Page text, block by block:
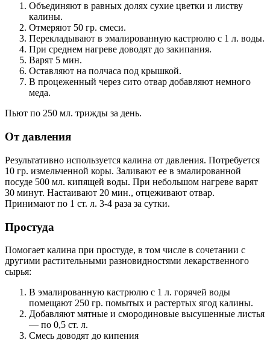
Объединяют в равных долях сухие цветки и листву
калины.
Отмеряют 50 гр. смеси.
Перекладывают в эмалированную кастрюлю с 1 л. воды.
При среднем нагреве доводят до закипания.
Варят 5 мин.
Оставляют на полчаса под крышкой.
В процеженный через сито отвар добавляют немного
меда.
Пьют по 250 мл. трижды за день.
От давления
Результативно используется калина от давления. Потребуется
10 гр. измельченной коры. Заливают ее в эмалированной
посуде 500 мл. кипящей воды. При небольшом нагреве варят
30 минут. Настаивают 20 мин., отцеживают отвар.
Принимают по 1 ст. л. 3-4 раза за сутки.
Простуда
Помогает калина при простуде, в том числе в сочетании с
другими растительными разновидностями лекарственного
сырья:
В эмалированную кастрюлю с 1 л. горячей воды
помещают 250 гр. помытых и растертых ягод калины.
Добавляют мятные и смородиновые высушенные листья
— по 0,5 ст. л.
Смесь доводят до кипения